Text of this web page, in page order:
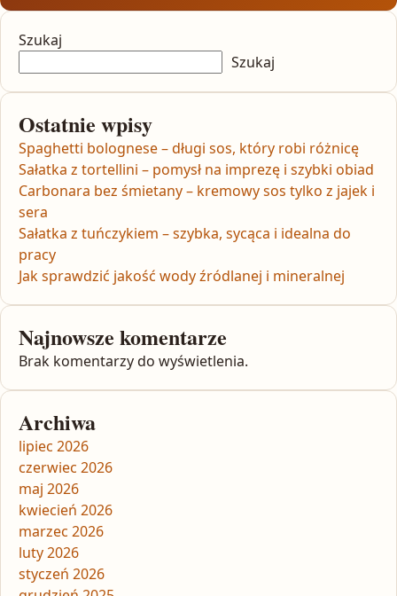
Szukaj
Szukaj
Ostatnie wpisy
Spaghetti bolognese – długi sos, który robi różnicę
Sałatka z tortellini – pomysł na imprezę i szybki obiad
Carbonara bez śmietany – kremowy sos tylko z jajek i
sera
Sałatka z tuńczykiem – szybka, sycąca i idealna do
pracy
Jak sprawdzić jakość wody źródlanej i mineralnej
Najnowsze komentarze
Brak komentarzy do wyświetlenia.
Archiwa
lipiec 2026
czerwiec 2026
maj 2026
kwiecień 2026
marzec 2026
luty 2026
styczeń 2026